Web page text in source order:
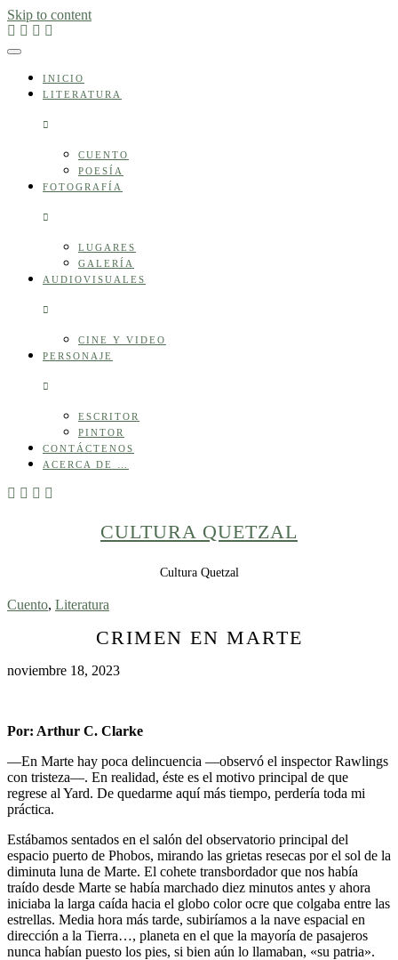
Skip to content
INICIO
LITERATURA
CUENTO
POESÍA
FOTOGRAFÍA
LUGARES
GALERÍA
AUDIOVISUALES
CINE Y VIDEO
PERSONAJE
ESCRITOR
PINTOR
CONTÁCTENOS
ACERCA DE …
CULTURA QUETZAL
Cultura Quetzal
Cuento, Literatura
CRIMEN EN MARTE
noviembre 18, 2023
Por: Arthur C. Clarke
—En Marte hay poca delincuencia —observó el inspector Rawlings
con tristeza—. En realidad, éste es el motivo principal de que
regrese al Yard. De quedarme aquí más tiempo, perdería toda mi
práctica.
Estábamos sentados en el salón del observatorio principal del
espacio puerto de Phobos, mirando las grietas resecas por el sol de la
diminuta luna de Marte. El cohete transbordador que nos había
traído desde Marte se había marchado diez minutos antes y ahora
iniciaba la larga caída hacia el globo color ocre que colgaba entre las
estrellas. Media hora más tarde, subiríamos a la nave espacial en
dirección a la Tierra…, planeta en el que la mayoría de pasajeros
nunca habían puesto los pies, si bien aún lo llamaban, «su patria».